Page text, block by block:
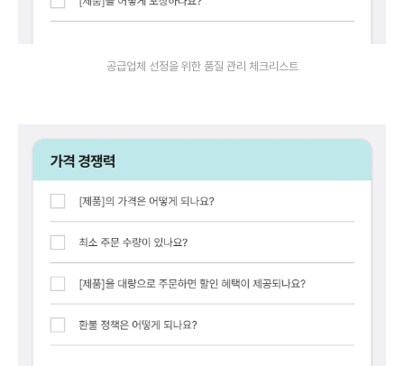
공급업체 선정을 위한 품질 관리 체크리스트